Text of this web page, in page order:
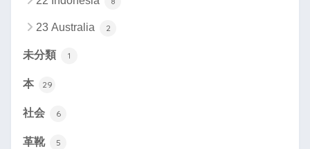
23 Australia 2
未分類 1
本 29
社会 6
革靴 5